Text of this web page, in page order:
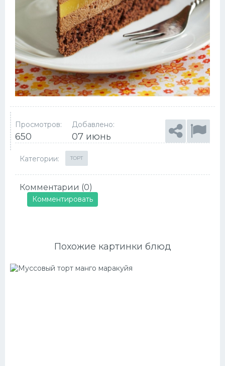
Просмотров:
650
Добавлено:
07 июнь
Категории: ТОРТ
Комментарии (0)
Комментировать
Похожие картинки блюд